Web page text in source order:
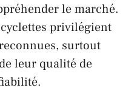
le marché.
privilégient
surtout
leur qualité de